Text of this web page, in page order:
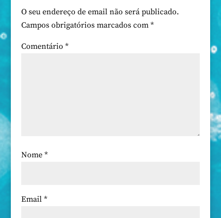
O seu endereço de email não será publicado.
Campos obrigatórios marcados com *
Comentário *
Nome *
Email *